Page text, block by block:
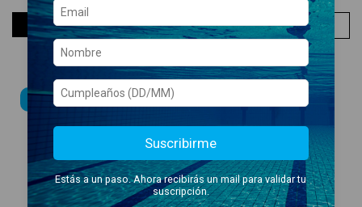
COMPRAR COMPRAR
NUEVO!
Suscribirme
Estás a un paso. Ahora recibirás un mail para validar tu
suscripción.